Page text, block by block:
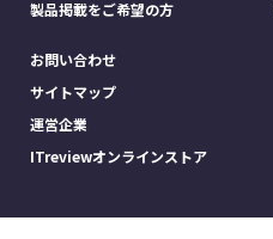
製品掲載をご希望の方
お問い合わせ
サイトマップ
運営企業
ITreviewオンラインストア